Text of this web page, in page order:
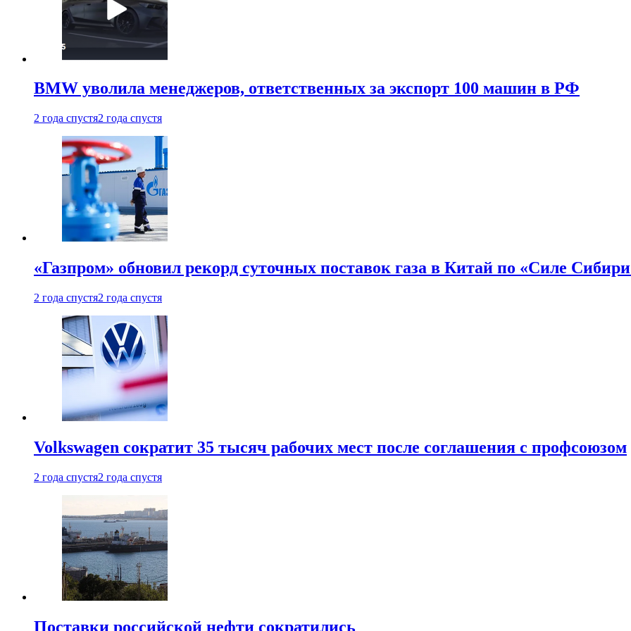
BMW уволила менеджеров, ответственных за экспорт 100 машин в РФ
2 года спустя2 года спустя
«Газпром» обновил рекорд суточных поставок газа в Китай по «Силе
2 года спустя2 года спустя
Volkswagen сократит 35 тысяч рабочих мест после соглашения с профсоюзом
2 года спустя2 года спустя
Поставки российской нефти сократились